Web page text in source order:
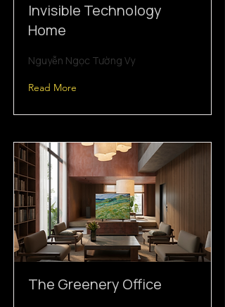
Invisible Technology
Home
Nguyễn Ngọc Tường Vy
Read More
The Greenery Office